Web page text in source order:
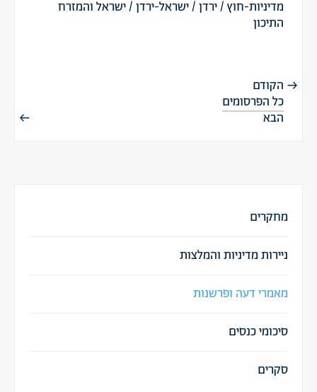
מדיניות-חוץ/ירדן/ישראל-ירדן/ישראל והמזרח
התיכון
הקודם
כל הפרסומים
הבא
מחקרים
ניירות מדיניות והמלצות
מאמרי דעה ופרשנות
סיכומי כנסים
סקרים